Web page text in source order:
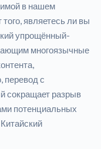
в нашем
являетесь ли вы
упрощённый-
многоязычные
с
сокращает разрыв
потенциальных